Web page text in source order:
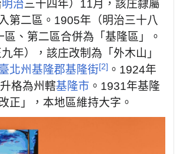
明治三十四年）11月，該庄隸屬
第二區。1905年（明治三十八
、第二區合併為「基隆區」。
年），該庄改制為「外木山」
北州基隆郡基隆街[2] 。1924年
格為州轄基隆市 。1931年基隆
正」，本地區維持大字。